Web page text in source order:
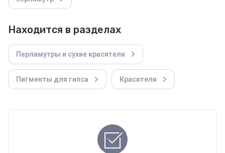
Находится в разделах
Перламутры и сухие красители
Пигменты для гипса Красители